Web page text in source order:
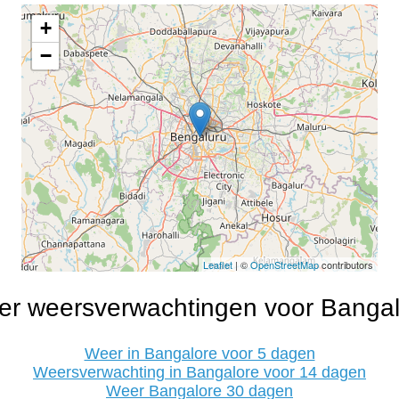
+
−
Leaflet | ©OpenStreetMapcontributors
weersverwachtingen voor
Weer in Bangalore voor 5 dagen
Weersverwachting in Bangalore voor 14 dagen
Weer Bangalore 30 dagen